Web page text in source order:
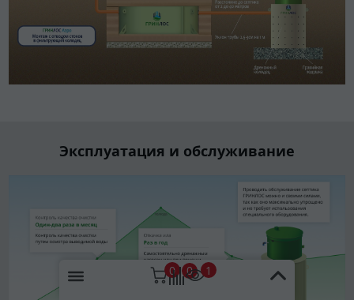
0 0 1
Эксплуатация и обслуживание